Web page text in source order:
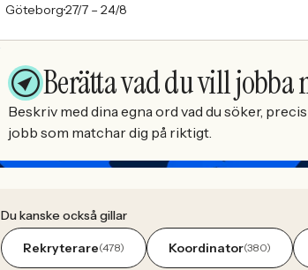
Göteborg27/7 – 24/8
Berätta vad du vill jobba
Beskriv med dina egna ord vad du söker,
jobb som matchar dig på riktigt.
Du kanske också gillar
Rekryterare(478) Koordinator(380)